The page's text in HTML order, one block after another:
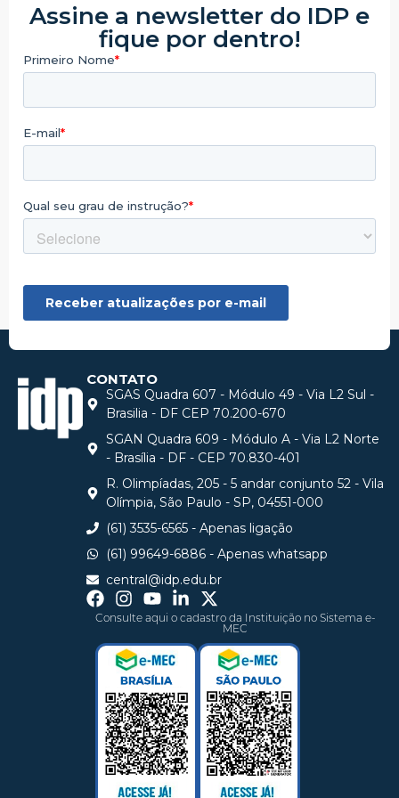
Assine a newsletter do IDP e
fique por dentro!
CONTATO
SGAS Quadra 607 - Módulo 49 - Via L2 Sul -
Brasilia - DF CEP 70.200-670
SGAN Quadra 609 - Módulo A - Via L2 Norte
- Brasília - DF - CEP 70.830-401
R. Olimpíadas, 205 - 5 andar conjunto 52 - Vila
Olímpia, São Paulo - SP, 04551-000
(61) 3535-6565 - Apenas ligação
(61) 99649-6886 - Apenas whatsapp
central@idp.edu.br
Consulte aqui o cadastro da Instituição no Sistema e-
MEC